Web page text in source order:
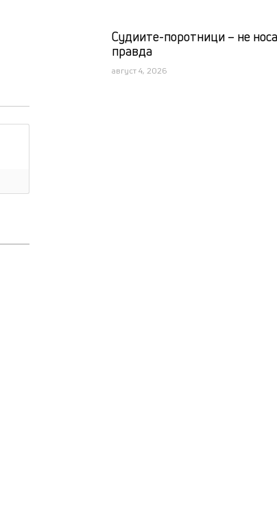
Судиите-поротници – не
правда
август 4, 2026